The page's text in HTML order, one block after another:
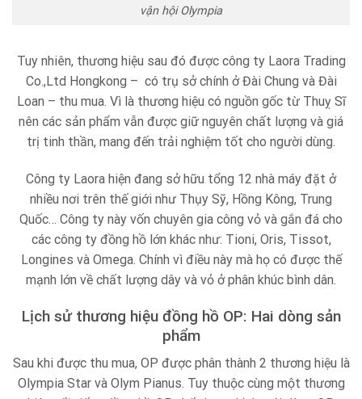
vận hội Olympia
Tuy nhiên, thương hiệu sau đó được công ty Laora Trading
Co.,Ltd Hongkong – có trụ sở chính ở Đài Chung và Đài
Loan – thu mua. Vì là thương hiệu có nguồn gốc từ Thuỵ Sĩ
nên các sản phẩm vẫn được giữ nguyên chất lượng và giá
trị tinh thần, mang đến trải nghiệm tốt cho người dùng.
Công ty Laora hiện đang sở hữu tổng 12 nhà máy đặt ở
nhiều nơi trên thế giới như Thụy Sỹ, Hồng Kông, Trung
Quốc… Công ty này vốn chuyên gia công vỏ và gắn đá cho
các công ty đồng hồ lớn khác như: Tioni, Oris, Tissot,
Longines và Omega. Chính vì điều này mà họ có được thế
mạnh lớn về chất lượng dây và vỏ ở phân khúc bình dân.
Lịch sử thương hiệu đồng hồ OP: Hai dòng sản
phẩm
Sau khi được thu mua, OP được phân thành 2 thương hiệu là
Olympia Star và Olym Pianus. Tuy thuộc cùng một thương